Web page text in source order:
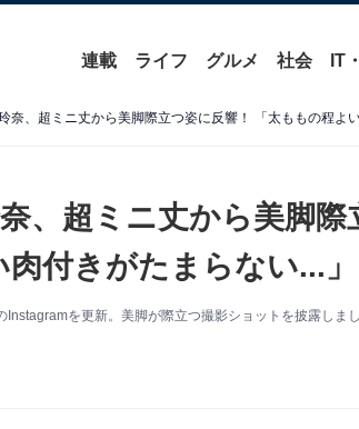
連載 ライフ グルメ 社会 IT
奈、超ミニ丈から美脚際立つ姿に反響！ 「太ももの程よ
、超ミニ丈から美脚際
付きがたまらない...」
を更新。美脚が際立つ撮影ショットを披露しま